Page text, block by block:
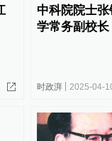
中科院院士
学常务副校长
时政湃 2025-04-